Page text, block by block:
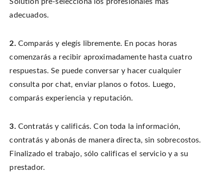
adecuados.
2. Comparás y elegís libremente. En pocas horas
comenzarás a recibir aproximadamente hasta cuatro
respuestas. Se puede conversar y hacer cualquier
consulta por chat, enviar planos o fotos. Luego,
comparás experiencia y reputación.
3. Contratás y calificás. Con toda la información,
contratás y abonás de manera directa, sin sobrecostos.
Finalizado el trabajo, sólo calificas el servicio y a su
prestador.